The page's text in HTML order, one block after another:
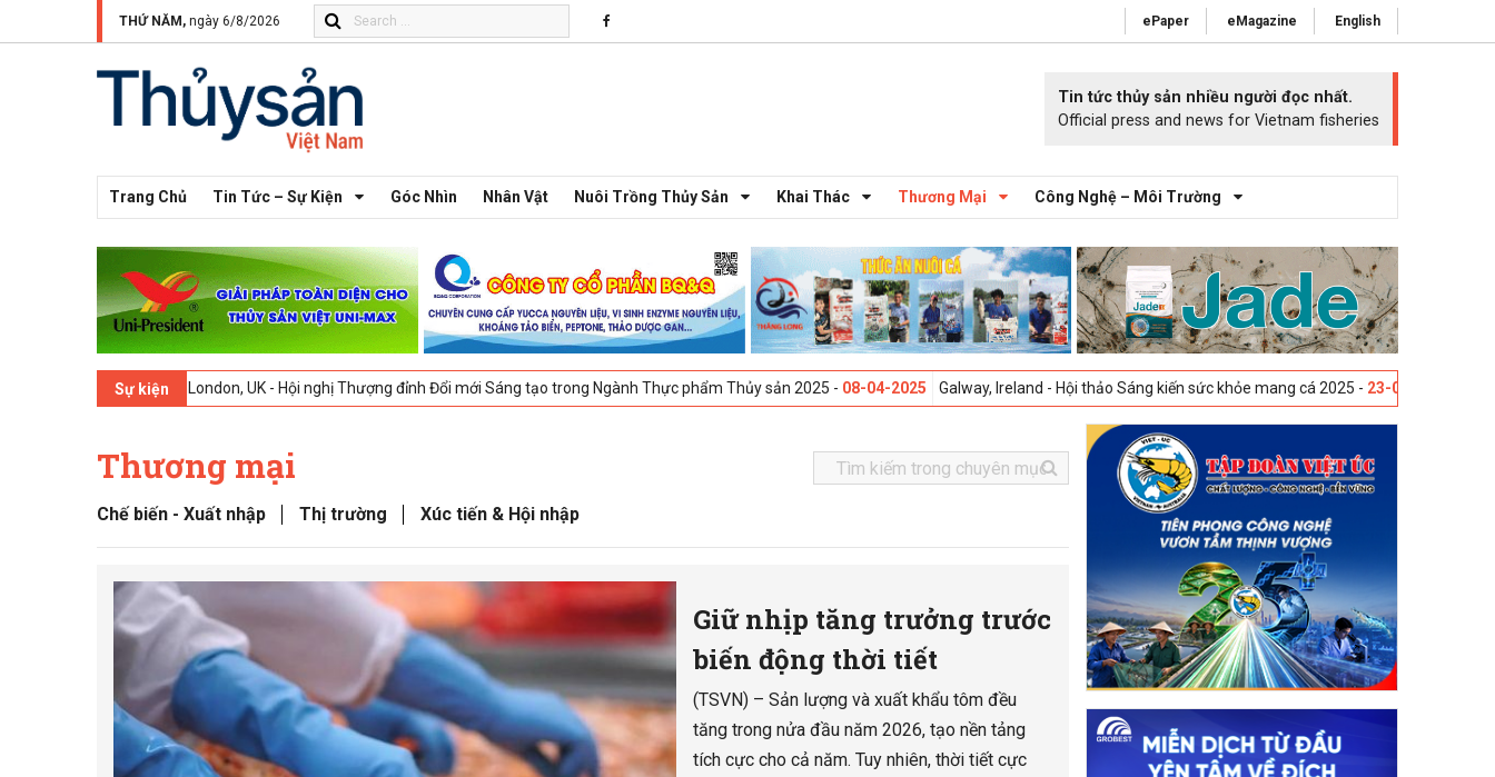
THỨ NĂM, ngày 6/8/2026 ePaper eMagazine English
Tin tức thủy sản nhiều người đọc nhất.
Official press and news for Vietnam fisheries
Trang Chủ Tin Tức – Sự Kiện Góc Nhìn Nhân Vật Nuôi Trồng Thủy Sản Khai Thác Thương Mại Công Nghệ – Môi Trường
Sự kiện
London, UK - Hội nghị Thượng đỉnh Đổi mới Sáng tạo trong Ngành Thực phẩm Thủy sản 2025 -08-04-2025 Galway, Ireland - Hội thảo Sáng kiến sức khỏe mang cá 2025 -23-04-2025 Vigo, Tây Ban
Thương mại
Chế biến - Xuất nhập Thị trường Xúc tiến & Hội nhập
Giữ nhịp tăng trưởng trước
biến động thời tiết
(TSVN) – Sản lượng và xuất khẩu tôm đều
tăng trong nửa đầu năm 2026, tạo nền tảng
tích cực cho cả năm. Tuy nhiên, thời tiết cực